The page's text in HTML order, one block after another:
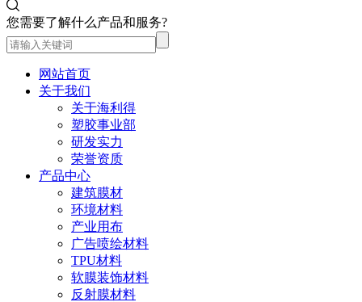
您需要了解什么产品和服务?
网站首页
关于我们
关于海利得
塑胶事业部
研发实力
荣誉资质
产品中心
建筑膜材
环境材料
产业用布
广告喷绘材料
TPU材料
软膜装饰材料
反射膜材料